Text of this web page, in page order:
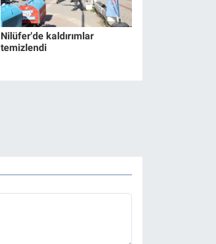
Nilüfer'de kaldırımlar
temizlendi